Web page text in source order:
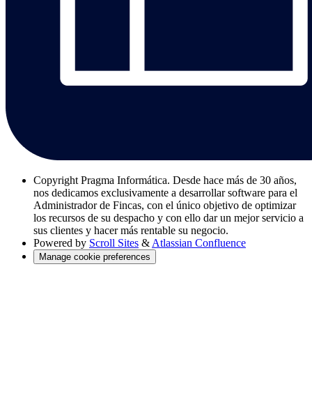
Copyright Pragma Informática. Desde hace más de 30 años,
nos dedicamos exclusivamente a desarrollar software para el
Administrador de Fincas, con el único objetivo de optimizar
los recursos de su despacho y con ello dar un mejor servicio a
sus clientes y hacer más rentable su negocio.
Powered by Scroll Sites &Atlassian Confluence
Manage cookie preferences